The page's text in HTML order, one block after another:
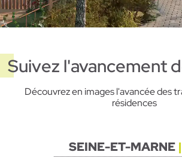
Suivez l'avancement
Découvrez en images l'avancée des
résidences
SEINE-ET-MARNE